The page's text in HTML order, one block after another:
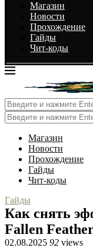
Магазин
Новости
Прохождение
Гайды
Чит-коды
Магазин
Новости
Прохождение
Гайды
Чит-коды
Гайды
Как снять
Fallen
02.08.2025 92 views